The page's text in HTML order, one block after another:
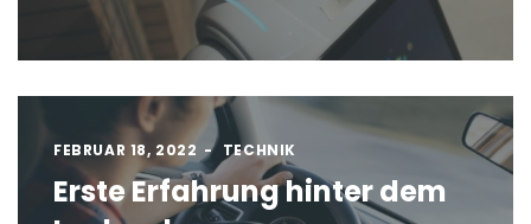
FEBRUAR 18, 2022 TECHNIK
Erste Erfahrung hinter dem